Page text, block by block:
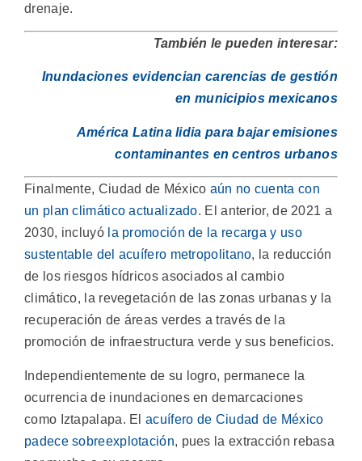
drenaje.
También le pueden interesar:
Inundaciones evidencian carencias de gestión
en municipios mexicanos
América Latina lidia para bajar emisiones
contaminantes en centros urbanos
Finalmente, Ciudad de México aún no cuenta con
un plan climático actualizado. El anterior, de 2021 a
2030, incluyó la promoción de la recarga y uso
sustentable del acuífero metropolitano, la reducción
de los riesgos hídricos asociados al cambio
climático, la revegetación de las zonas urbanas y la
recuperación de áreas verdes a través de la
promoción de infraestructura verde y sus beneficios.
Independientemente de su logro, permanece la
ocurrencia de inundaciones en demarcaciones
como Iztapalapa. Elacuífero de Ciudad de México
padece sobreexplotación, pues la extracción rebasa